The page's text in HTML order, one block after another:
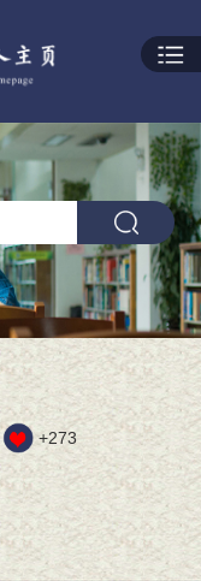
+273